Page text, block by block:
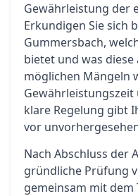
Gewährleistung der
Erkundigen Sie sich
Gummersbach,
bietet und was diese
möglichen Mängeln
klare Regelung gibt
vor
Nach Abschluss der
gründliche Prüfung
gemeinsam mit dem